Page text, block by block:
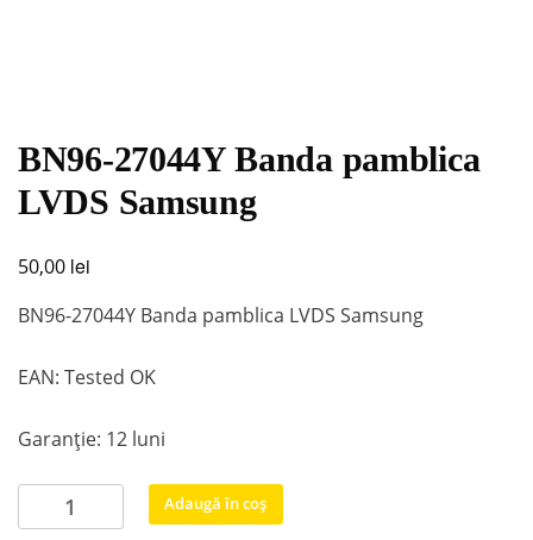
BN96-27044Y Banda pamblica
LVDS Samsung
50,00 lei
BN96-27044Y Banda pamblica LVDS Samsung
EAN: Tested OK
Garanție: 12 luni
Cantitate
BN96-
Adaugă în coș